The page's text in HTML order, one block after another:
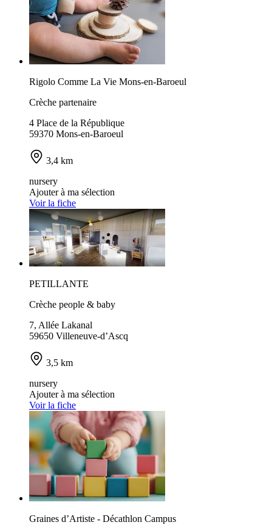
Rigolo Comme La Vie Mons-en-Baroeul
Crèche partenaire
4 Place de la République
59370 Mons-en-Baroeul
3,4 km
nursery
Ajouter à ma sélection
Voir la fiche
PETILLANTE
Crèche people & baby
7, Allée Lakanal
59650 Villeneuve-d’Ascq
3,5 km
nursery
Ajouter à ma sélection
Voir la fiche
Graines d’Artiste - Décathlon Campus